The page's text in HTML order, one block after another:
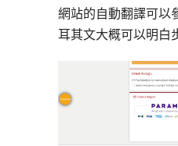
網站的自動翻譯可以
耳其文大概可以明白